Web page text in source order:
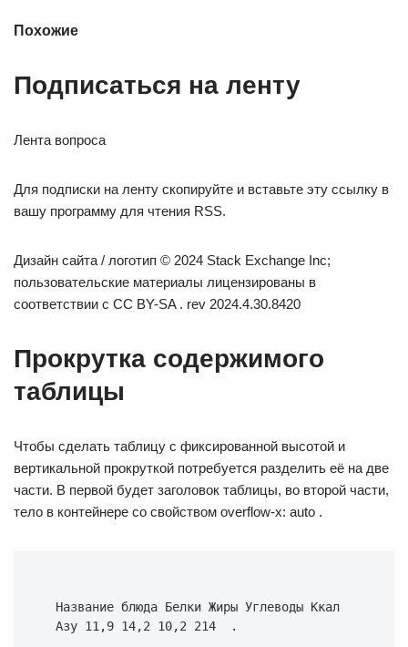
Похожие
Подписаться на ленту
Лента вопроса
Для подписки на ленту скопируйте и вставьте эту ссылку в
вашу программу для чтения RSS.
Дизайн сайта / логотип © 2024 Stack Exchange Inc;
пользовательские материалы лицензированы в
соответствии с CC BY-SA . rev 2024.4.30.8420
Прокрутка содержимого
таблицы
Чтобы сделать таблицу с фиксированной высотой и
вертикальной прокруткой потребуется разделить её на две
части. В первой будет заголовок таблицы, во второй части,
тело в контейнере со свойством overflow-x: auto .
  Азу 11,9 14,2 10,2 214  .